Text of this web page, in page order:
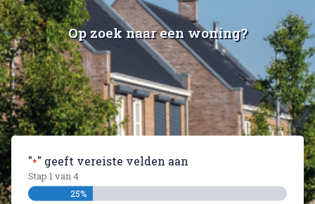
Op zoek naar een woning?
"*" geeft vereiste velden aan
Stap 1van4
25%